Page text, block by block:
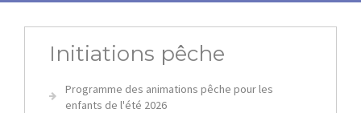
Initiations pêche
Programme des animations pêche pour les
enfants de l'été 2026